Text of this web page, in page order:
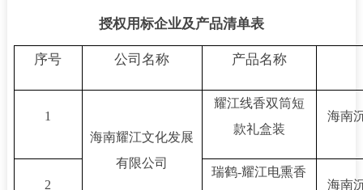
授权用标企业及产品清单表
序号 公司名称 产品名称
1
海南耀江文化发展
有限公司
耀江线香双筒短
款礼盒装
海南
2
瑞鹤-耀江电熏香
海南